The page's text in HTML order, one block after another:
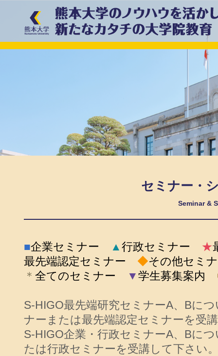
セミナー・
Seminar &
■企業セミナー ▲行政セミナー ★
最先端認定セミナー
◆その他セミ
＊ 全てのセミナー ▼学生募集案内
S-HIGO最先端研究セミナーA、Bに
ナーまたは最先端認定セミナーを受
S-HIGO企業・行政セミナーA、Bに
たは行政セミナーを受講して下さい